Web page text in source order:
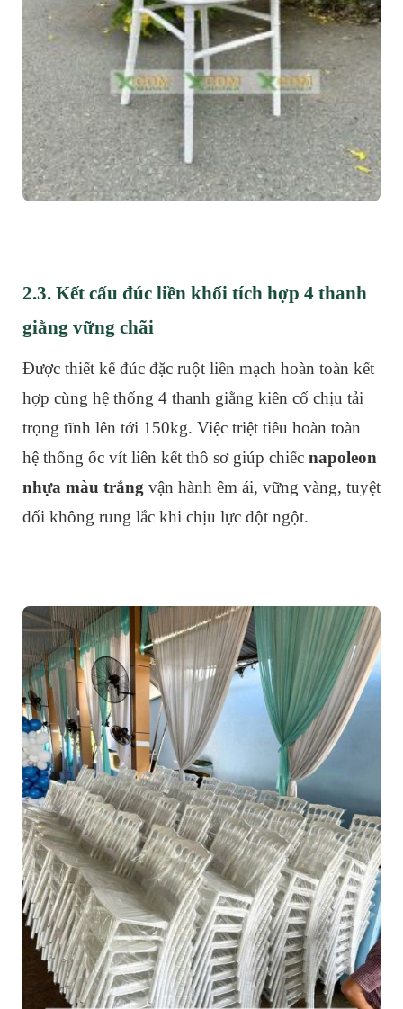
2.3. Kết cấu đúc liền khối tích hợp 4 thanh
giằng vững chãi
Được thiết kế đúc đặc ruột liền mạch hoàn toàn kết
hợp cùng hệ thống 4 thanh giằng kiên cố chịu tải
trọng tĩnh lên tới 150kg. Việc triệt tiêu hoàn toàn
hệ thống ốc vít liên kết thô sơ giúp chiếc napoleon
nhựa màu trắng vận hành êm ái, vững vàng, tuyệt
đối không rung lắc khi chịu lực đột ngột.